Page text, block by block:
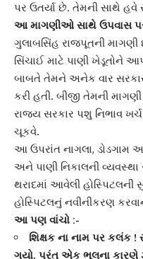
પર ઉતર્યા છે. તેમની સાથે હવે
આ માગણીઓ સાથે ઉપવાસ
ગુલાબસિંહ રાજપૂતની
સિંચાઈ માટે પાણી ખેડૂતોને
બાબતે તેમને અનેક વાર
કરી હતી. બીજી તેમની
રાજ્ય સરકાર પશુ નિભાવ
ચૂકવે.
આ ઉપરાંત નાગલા, ડોડગામ
અને પાણી નિકાલની
થરાદમાં આવેલી હોસ્પિટલની
હોસ્પિટલનું નવીનીકરણ
આ પણ વાંચો :-
શિક્ષક ના નામ પર કલંક !
ગયો, પરંતુ એક ભૂલના કારણે